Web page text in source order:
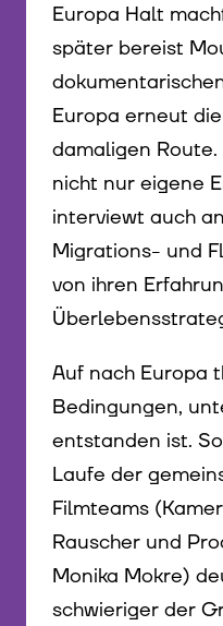
Europa Halt
später bereist
Europa erneut
damaligen
nicht nur eigene
interviewt auch
Migrations- und
von ihren
Auf nach Europa
Bedingungen,
entstanden ist.
Laufe der
Filmteams
Rauscher und
Monika Mokre)
schwieriger der